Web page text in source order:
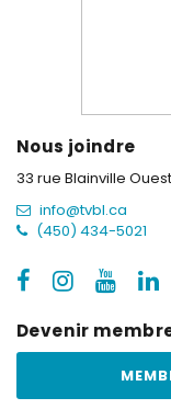
Nous joindre
33 rue Blainville
info@tvbl.ca
(450) 434-5021
Devenir